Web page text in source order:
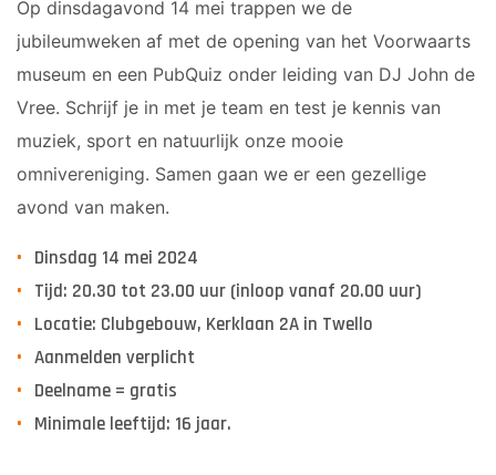
Sponsor worden
Lid worden
Ledenshop
Op dinsdagavond 14 mei trappen we de
jubileumweken af met de opening van het Voorwaarts
museum en een PubQuiz onder leiding van DJ John de
Vree. Schrijf je in met je team en test je kennis van
muziek, sport en natuurlijk onze mooie
omnivereniging. Samen gaan we er een gezellige
avond van maken.
Dinsdag 14 mei 2024
Tijd: 20.30 tot 23.00 uur (inloop vanaf 20.00 uur)
Locatie: Clubgebouw, Kerklaan 2A in Twello
Aanmelden verplicht
Deelname = gratis
Minimale leeftijd: 16 jaar.